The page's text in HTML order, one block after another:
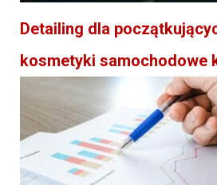
Detailing dla
kosmetyki samochodowe